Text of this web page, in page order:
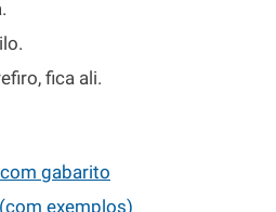
fica ali.
gabarito
exemplos)